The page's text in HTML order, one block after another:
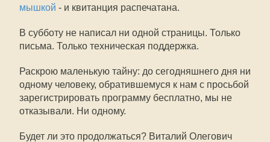
мышкой - и квитанция распечатана.
В субботу не написал ни одной страницы. Только
письма. Только техническая поддержка.
Раскрою маленькую тайну: до сегодняшнего дня ни
одному человеку, обратившемуся к нам с просьбой
зарегистрировать программу бесплатно, мы не
отказывали. Ни одному.
Будет ли это продолжаться? Виталий Олегович